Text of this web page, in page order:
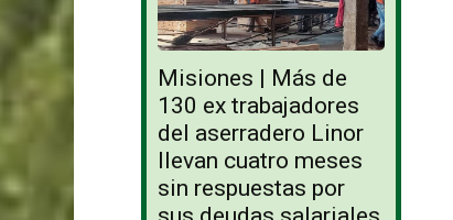
Misiones | Más de
130 ex trabajadores
del aserradero Linor
llevan cuatro meses
sin respuestas por